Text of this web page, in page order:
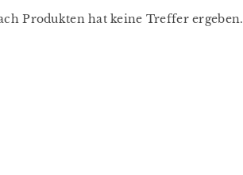
Produkten hat keine Treffer ergeben.